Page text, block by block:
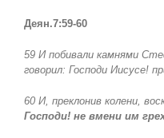
Деян.7:59-60
59 И побивали камнями
говорил: Господи Иисусе!
60 И, преклонив колени,
Господи! не вмени им